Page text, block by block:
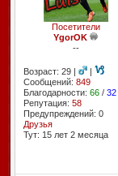
Посетители
YgorOK
--
Возраст: 29 |
|
Сообщений: 849
Благодарности: 66/ 32
Репутация: 58
Предупреждений: 0
Друзья
Тут: 15 лет 2 месяцa